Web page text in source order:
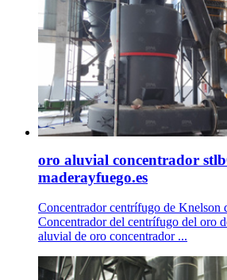
oro aluvial concentrador
maderayfuego.es
Concentrador centrífugo de Knelson
Concentrador del centrífugo del oro
aluvial de oro concentrador ...